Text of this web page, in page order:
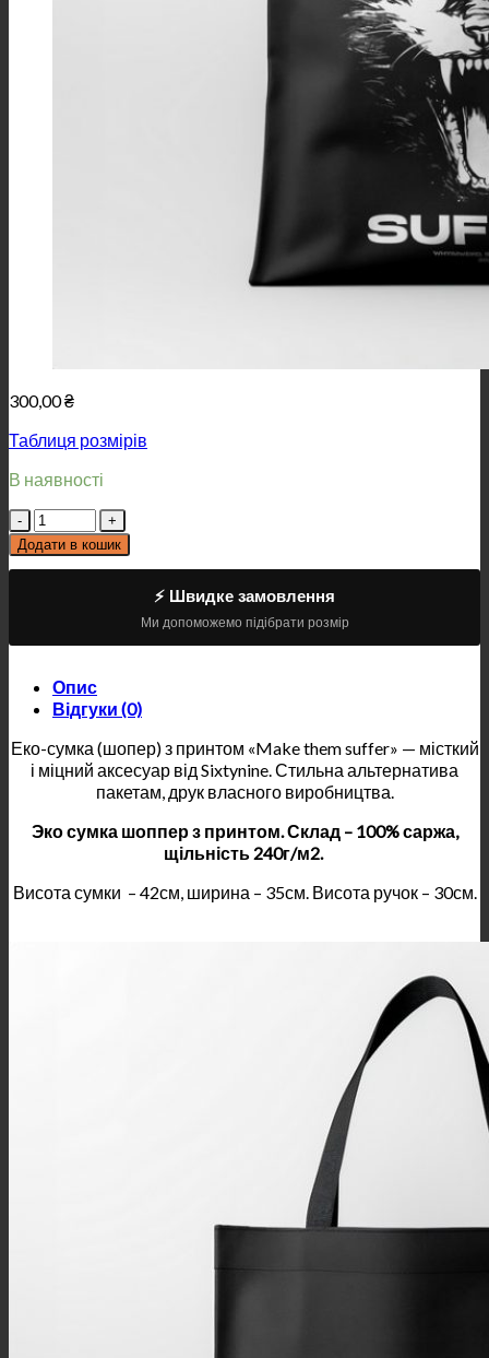
300,00₴
Таблиця розмірів
В наявності
Кількість
Додати в кошик
⚡ Швидке замовлення
Ми допоможемо підібрати розмір
Опис
Відгуки (0)
Еко-сумка (шопер) з принтом «Make them suffer» — місткий
і міцний аксесуар від Sixtynine. Стильна альтернатива
пакетам, друк власного виробництва.
Эко сумка шоппер з принтом. Склад – 100% саржа,
щільність 240г/м2.
Висота сумки – 42см, ширина – 35см. Висота ручок – 30см.